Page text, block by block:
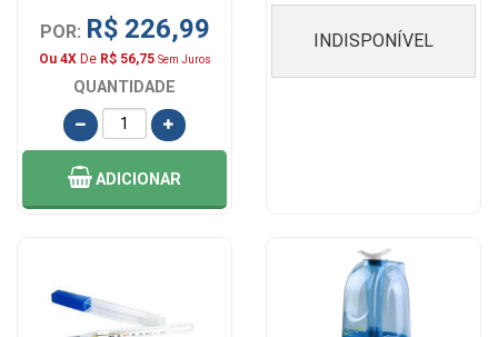
POR: R$ 226,99
Ou 4XDe R$ 56,75 Sem Juros
QUANTIDADE
ADICIONAR
INDISPONÍVEL